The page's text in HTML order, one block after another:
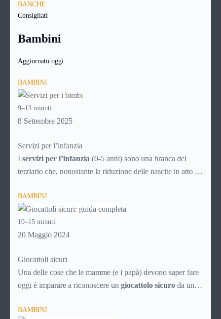
BANCHE
Consigliati
Bambini
Aggiornato oggi
BAMBINI
9–13 minuti
8 Settembre 2025
Servizi per l’infanzia
I servizi per l’infanzia (0-5 anni) sono una branca del
terziario che, nonostante la riduzione delle nascite in atto da
articolo specifico ricco di consigli utili per la scelta
intelligente dei servizi che possono rendere la vità più facile
ai genitori dei bimbi da 0 a 5 anni, aiutando i neonati nella
crescita e nello sviluppo.
BAMBINI
10–15 minuti
20 Maggio 2024
Giocattoli sicuri
Una delle cose che le mamme (e i papà) devono saper fare
oggi è imparare a riconoscere un giocattolo sicuro da uno
basso costo provenienti dalla Cina, che spesso sono vere e
BAMBINI